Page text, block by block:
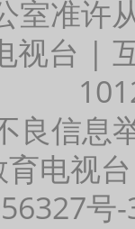
室准许
视台 |
良信息
电视
号